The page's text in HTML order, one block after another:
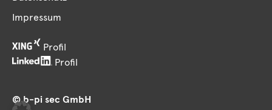
Impressum
Profil
Profil
© b-pi sec GmbH